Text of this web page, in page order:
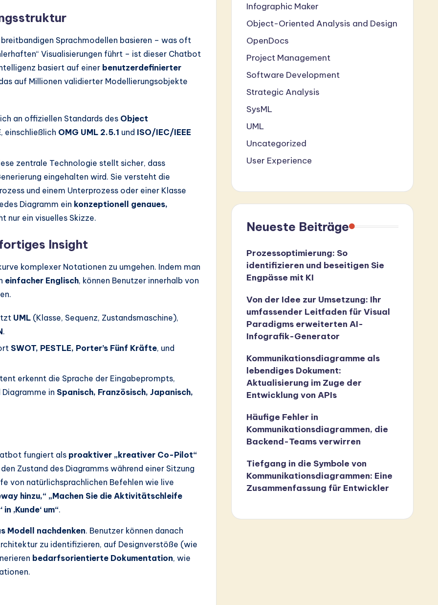
Sprachmodellen basieren – was oft
Visualisierungen führt – ist dieser Chatbot
basiert auf einer benutzerdefinierter
auf Millionen validierter Modellierungsobjekte
an offiziellen Standards des Object
, einschließlich OMG UML 2.5.1 und ISO/IEC/IEEE
zentrale Technologie stellt sicher, dass
eingehalten wird. Sie versteht die
und einem Unterprozess oder einer Klasse
Diagramm ein konzeptionell genaues,
nur ein visuelles Skizze.
Insight
komplexer Notationen zu umgehen. Indem man
einfacher Englisch, können Benutzer innerhalb von
UML (Klasse, Sequenz, Zustandsmaschine),
.
SWOT, PESTLE, Porter’s Fünf Kräfte, und
erkennt die Sprache der Eingabeprompts,
in Spanisch, Französisch, Japanisch,
fungiert als proaktiver „kreativer Co-Pilot“
den Zustand des Diagramms während einer Sitzung
von natürlichsprachlichen Befehlen wie live
hinzu,“ „Machen Sie die Aktivitätschleife
‚Kunde‘ um“.
Modell nachdenken. Benutzer können danach
zu identifizieren, auf Designverstöße (wie
bedarfsorientierte Dokumentation, wie
Infographic Maker
Object-Oriented Analysis and Design
OpenDocs
Project Management
Software Development
Strategic Analysis
SysML
UML
Uncategorized
User Experience
Neueste Beiträge
Prozessoptimierung: So
identifizieren und beseitigen Sie
Engpässe mit KI
Von der Idee zur Umsetzung: Ihr
umfassender Leitfaden für Visual
Paradigms erweiterten AI-
Infografik-Generator
Kommunikationsdiagramme als
lebendiges Dokument:
Aktualisierung im Zuge der
Entwicklung von APIs
Häufige Fehler in
Kommunikationsdiagrammen, die
Backend-Teams verwirren
Tiefgang in die Symbole von
Kommunikationsdiagrammen: Eine
Zusammenfassung für Entwickler